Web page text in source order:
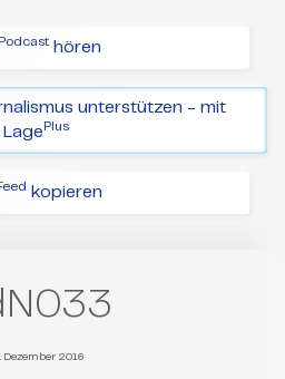
Podcasthören
unterstützen - mit
Lage Plus
kopieren
Dezember 2016